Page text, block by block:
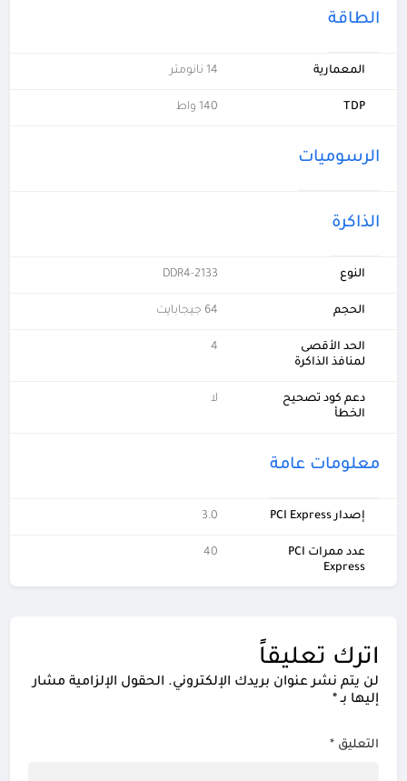
الطاقة
المعمارية 14 نانومتر
TDP 140 واط
الرسوميات
الذاكرة
النوع DDR4-2133
الحجم 64 جيجابايت
الحد الأقصى
لمنافذ الذاكرة
4
دعم كود تصحيح
الخطأ
لا
معلومات عامة
إصدار PCI Express 3.0
عدد ممرات PCI
Express
40
اترك تعليقاً
لن يتم نشر عنوان بريدك الإلكتروني. الحقول الإلزامية مشار
إليها بـ*
التعليق*